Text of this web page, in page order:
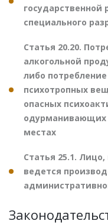
государственной
специального
Статья 20.20.
алкогольной
либо
психотропных
опасных
одурманивающих
местах
Статья 25.1.
ведется